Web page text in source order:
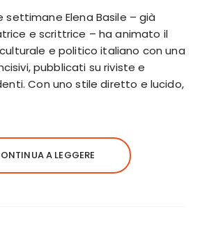
settimane Elena Basile – già
e scrittrice – ha animato il
e politico italiano con una
pubblicati su riviste e
Con uno stile diretto e lucido,
A LEGGERE